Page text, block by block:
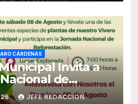
CÁRDENAS
Invita a
de
JEFE REDACCION